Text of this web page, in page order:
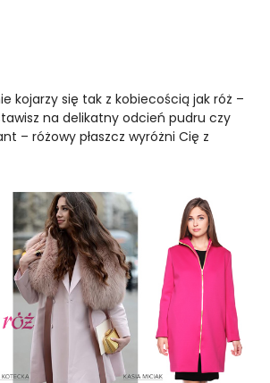
kojarzy się tak z kobiecością jak róż –
na delikatny odcień pudru czy
– różowy płaszcz wyróżni Cię z